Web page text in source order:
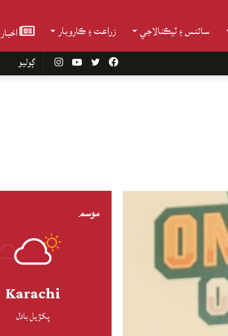
سائنس ۽ ٽيڪنالاجي زراعت ۽ ڪاروبار اخبار
InstagramYouTube Twitter
Facebook
موسم
Karachi
پکڙيل بادل